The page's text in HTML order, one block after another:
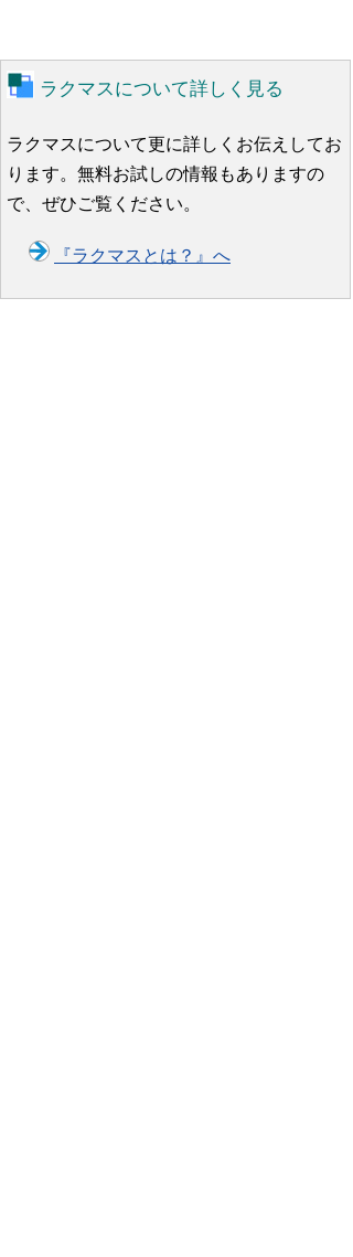
ラクマスについて詳しく見る
ラクマスについて更に詳しくお伝えしてお
ります。無料お試しの情報もありますの
で、ぜひご覧ください。
『ラクマスとは？』へ